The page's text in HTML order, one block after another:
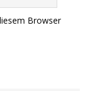
Browser